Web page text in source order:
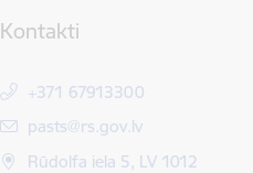
Kontakti
+371 67913300
E-pasts:
pasts@rs.gov.lv
Rūdolfa iela 5, LV 1012